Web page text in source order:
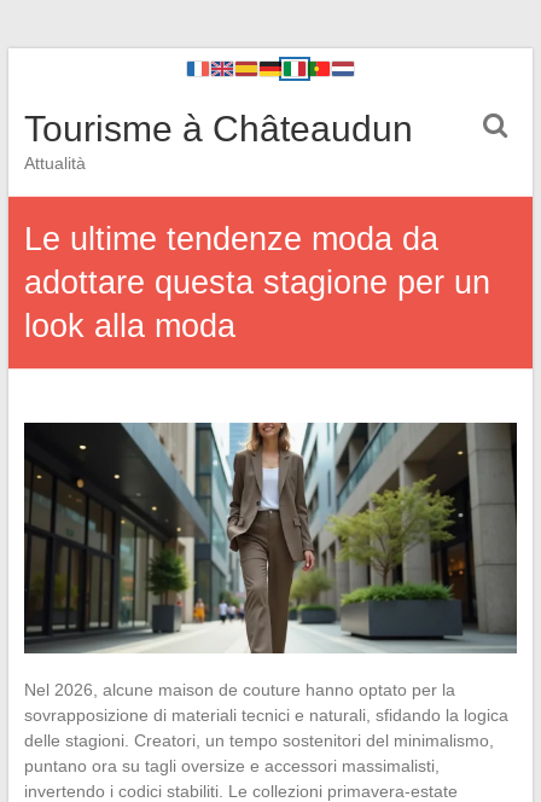
Tourisme à Châteaudun
Attualità
Le ultime tendenze moda da
adottare questa stagione per un
look alla moda
Nel 2026, alcune maison de couture hanno optato per la
sovrapposizione di materiali tecnici e naturali, sfidando la logica
delle stagioni. Creatori, un tempo sostenitori del minimalismo,
puntano ora su tagli oversize e accessori massimalisti,
invertendo i codici stabiliti. Le collezioni primavera-estate